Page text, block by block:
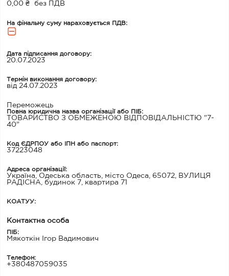
0,00 ₴ без ПДВ
На фінальну суму нараховується ПДВ:
Дата підписання договору:
20.07.2023
Термін виконання договору:
від 24.07.2023
Переможець
Повна юридична назва організації або ПІБ:
ТОВАРИСТВО З ОБМЕЖЕНОЮ ВІДПОВІДАЛЬНІСТЮ "7-
40"
Код ЄДРПОУ або ІПН або паспорт:
37223048
Адреса організації:
Україна, Одеська область, місто Одеса, 65072, ВУЛИЦЯ
РАДІСНА, будинок 7, квартира 71
КОАТУУ:
Контактна особа
ПІБ:
Мякоткін Ігор Вадимович
Телефон:
+380487059035